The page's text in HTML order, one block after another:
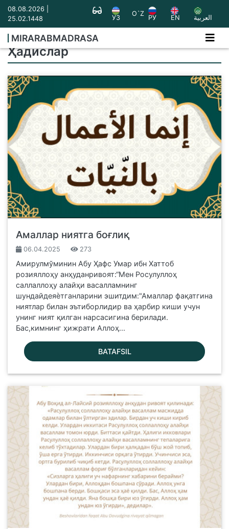
08.08.2026 |
25.02.1448
УЗ
O`Z
РУ EN العربية
MIRARABMADRASA
Ҳадислар
Амаллар ниятга боғлиқ
06.04.2025 273
Амирулмўминин Абу Ҳафс Умар ибн Хаттоб
розияллоҳу анҳуданривоят:“Мен Росулуллоҳ
саллаллоҳу алайҳи васалламнинг
шундайдеяѐтганларини эшитдим:"Амаллар фақатгина
ниятлар билан эътиборлидир ва ҳарбир киши учун
унинг ният қилган нарсасигина берилади.
Бас,кимнинг ҳижрати Аллоҳ...
BATAFSIL